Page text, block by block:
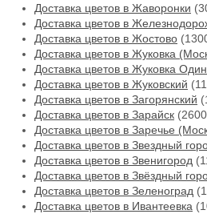
Доставка цветов в Жаворонки
Доставка цветов в
Доставка цветов в Жостово
Доставка цветов в Жуковка
Доставка цветов в Жуковка
Доставка цветов в Жуковский
Доставка цветов в Загорянский
Доставка цветов в Зарайск
Доставка цветов в Заречье
Доставка цветов в Звездный
Доставка цветов в Звенигород
Доставка цветов в Звёздный
Доставка цветов в Зеленоград
Доставка цветов в Ивантеевка